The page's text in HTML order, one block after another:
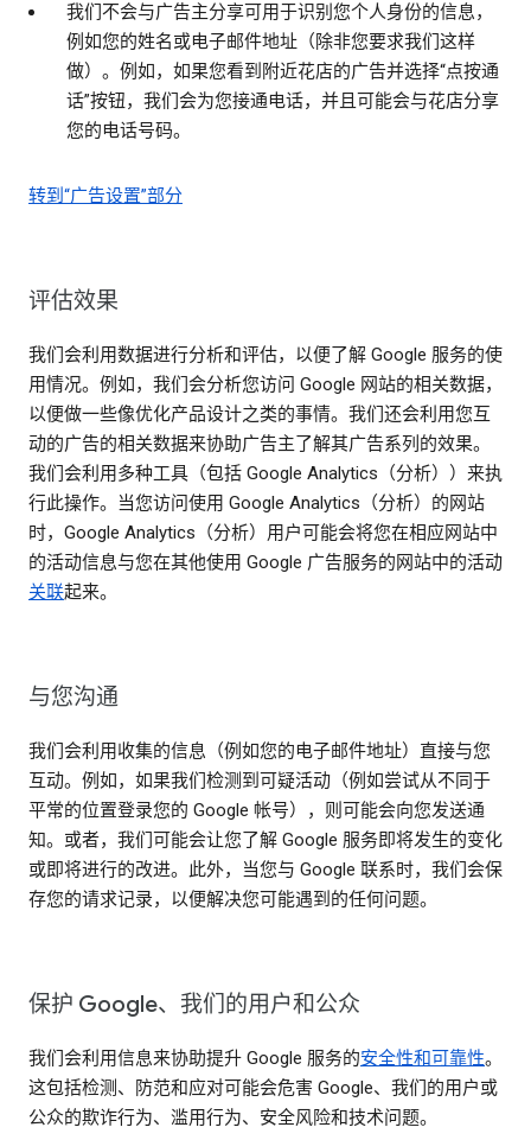
我们不会与广告主分享可用于识别您个人身份的信息，
例如您的姓名或电子邮件地址（除非您要求我们这样
做）。例如，如果您看到附近花店的广告并选择“点按通
话”按钮，我们会为您接通电话，并且可能会与花店分享
您的电话号码。
转到“广告设置”部分
评估效果
我们会利用数据进行分析和评估，以便了解 Google 服务的使
用情况。例如，我们会分析您访问 Google 网站的相关数据，
以便做一些像优化产品设计之类的事情。我们还会利用您互
动的广告的相关数据来协助广告主了解其广告系列的效果。
我们会利用多种工具（包括 Google Analytics（分析））来执
行此操作。当您访问使用 Google Analytics（分析）的网站
时，Google Analytics（分析）用户可能会将您在相应网站中
的活动信息与您在其他使用 Google 广告服务的网站中的活动
关联起来。
与您沟通
我们会利用收集的信息（例如您的电子邮件地址）直接与您
互动。例如，如果我们检测到可疑活动（例如尝试从不同于
平常的位置登录您的 Google 帐号），则可能会向您发送通
知。或者，我们可能会让您了解 Google 服务即将发生的变化
或即将进行的改进。此外，当您与 Google 联系时，我们会保
存您的请求记录，以便解决您可能遇到的任何问题。
保护 Google、我们的用户和公众
我们会利用信息来协助提升 Google 服务的安全性和可靠性。
这包括检测、防范和应对可能会危害 Google、我们的用户或
公众的欺诈行为、滥用行为、安全风险和技术问题。